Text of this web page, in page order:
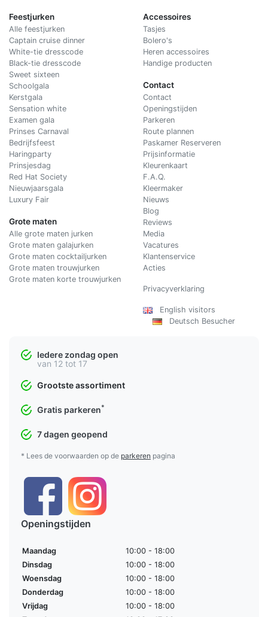
Feestjurken
Alle feestjurken
Captain cruise dinner
White-tie dresscode
Black-tie dresscode
Sweet sixteen
Schoolgala
Kerstgala
Sensation white
Examen gala
Prinses Carnaval
Bedrijfsfeest
Haringparty
Prinsjesdag
Red Hat Society
Nieuwjaarsgala
Luxury Fair
Grote maten
Alle grote maten jurken
Grote maten galajurken
Grote maten cocktailjurken
Grote maten trouwjurken
Grote maten korte trouwjurken
Accessoires
Tasjes
Bolero's
Heren accessoires
Handige producten
Contact
Contact
Openingstijden
Parkeren
Route plannen
Paskamer Reserveren
Prijsinformatie
Kleurenkaart
F.A.Q.
Kleermaker
Nieuws
Blog
Reviews
Media
Vacatures
Klantenservice
Acties
Privacyverklaring
English visitors
Deutsch Besucher
Iedere zondag open
van 12 tot 17
Grootste assortiment
Gratis parkeren*
7 dagen geopend
* Lees de voorwaarden op de parkeren pagina
Openingstijden
Maandag
10:00 - 18:00
Dinsdag
10:00 - 18:00
Woensdag
10:00 - 18:00
Donderdag
10:00 - 18:00
Vrijdag
10:00 - 18:00